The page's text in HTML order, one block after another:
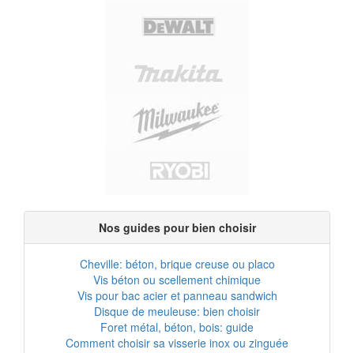
Nos guides pour bien choisir
Cheville: béton, brique creuse ou placo
Vis béton ou scellement chimique
Vis pour bac acier et panneau sandwich
Disque de meuleuse: bien choisir
Foret métal, béton, bois: guide
Comment choisir sa visserie inox ou zinguée